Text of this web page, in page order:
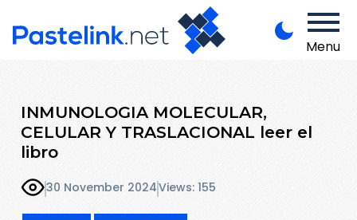
Menu
INMUNOLOGIA MOLECULAR,
CELULAR Y TRASLACIONAL leer el
libro
30 November 2024Views: 155